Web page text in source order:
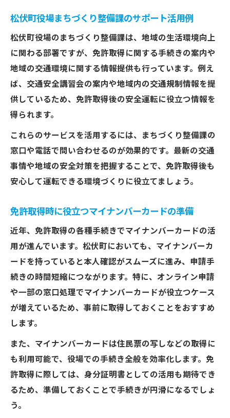
松伏町役場まちづくり整備課のサポート活用例
松伏町役場のまちづくり整備課は、地域の生活環境向上
に関わる部署ですが、免許取得に関する手続きの案内や
地域の交通環境に関する情報提供も行っています。例え
ば、交通安全講習会の案内や地域内の交通規制情報を提
供しているため、免許取得後の安全運転に役立つ情報を
得られます。
これらのサービスを活用するには、まちづくり整備課の
窓口や電話で問い合わせるのが効果的です。最新の交通
事情や地域の安全対策を把握することで、免許取得後も
安心して運転できる環境づくりに役立てましょう。
免許取得時に役立つマイナンバーカードの準備
近年、免許取得の各種手続きでマイナンバーカードの活
用が進んでいます。松伏町においても、マイナンバーカ
ードを持っていると本人確認がスムーズに進み、申請手
続きの時間短縮につながります。特に、オンライン申請
や一部の窓口処理でマイナンバーカードが役立つケース
が増えているため、事前に取得しておくことをおすすめ
します。
また、マイナンバーカードは住民票の写しなどの取得に
も利用可能で、役場での手続き全般を効率化します。免
許取得に際しては、身分証明書としての活用も期待でき
るため、準備しておくことで手続きが円滑になるでしょ
う。